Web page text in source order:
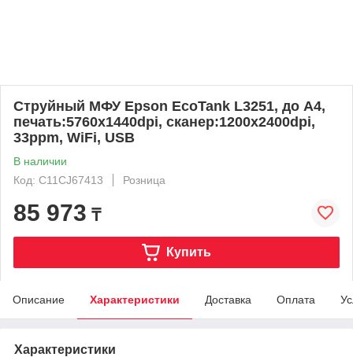
Струйный МФУ Epson EcoTank L3251, до A4,
печать:5760x1440dpi, сканер:1200x2400dpi,
33ppm, WiFi, USB
В наличии
Код: C11CJ67413
Розница
85 973 ₸
Купить
Описание Характеристики Доставка Оплата
Характеристики